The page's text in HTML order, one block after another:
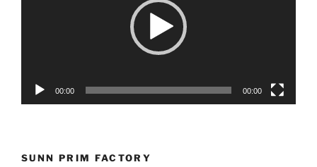
00:00 00:00
SUNN PRIM FACTORY